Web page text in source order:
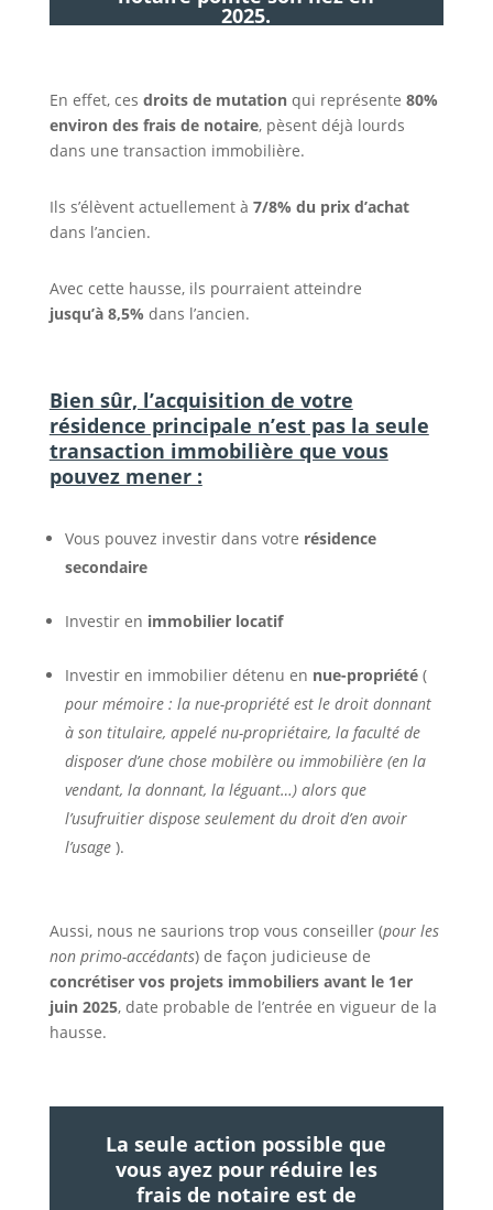
2025.
En effet, ces droits de mutation qui représente 80%
environ des frais de notaire, pèsent déjà lourds
dans une transaction immobilière.
Ils s’élèvent actuellement à 7/8% du prix d’achat
dans l’ancien.
Avec cette hausse, ils pourraient atteindre
jusqu’à 8,5% dans l’ancien.
Bien sûr, l’acquisition de votre
résidence principale n’est pas la seule
transaction immobilière que vous
pouvez mener :
Vous pouvez investir dans votre résidence
secondaire
Investir en immobilier locatif
Investir en immobilier détenu en nue-propriété(
pour mémoire : la nue-propriété est le droit donnant
à son titulaire, appelé nu-propriétaire, la faculté de
disposer d’une chose mobilère ou immobilière (en la
vendant, la donnant, la léguant…) alors que
l’usufruitier dispose seulement du droit d’en avoir
l’usage ).
Aussi, nous ne saurions trop vous conseiller (pour les
non primo-accédants) de façon judicieuse de
concrétiser vos projets immobiliers avant le 1er
juin 2025, date probable de l’entrée en vigueur de la
hausse.
La seule action possible que
vous ayez pour réduire les
frais de notaire est de